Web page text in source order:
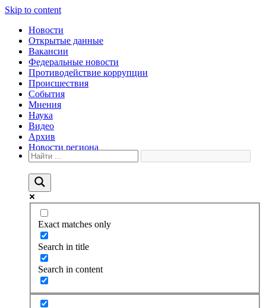
Skip to content
Новости
Открытые данные
Вакансии
Федеральные новости
Противодействие коррупции
Происшествия
События
Мнения
Наука
Видео
Архив
Новости региона
Exact matches only
Search in title
Search in content